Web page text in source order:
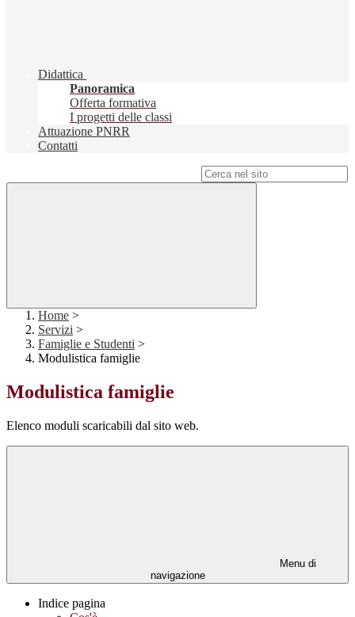
Didattica
Panoramica
Offerta formativa
I progetti delle classi
Attuazione PNRR
Contatti
Home >
Servizi >
Famiglie e Studenti >
Modulistica famiglie
Modulistica famiglie
Elenco moduli scaricabili dal sito web.
Menu di
navigazione
Indice pagina